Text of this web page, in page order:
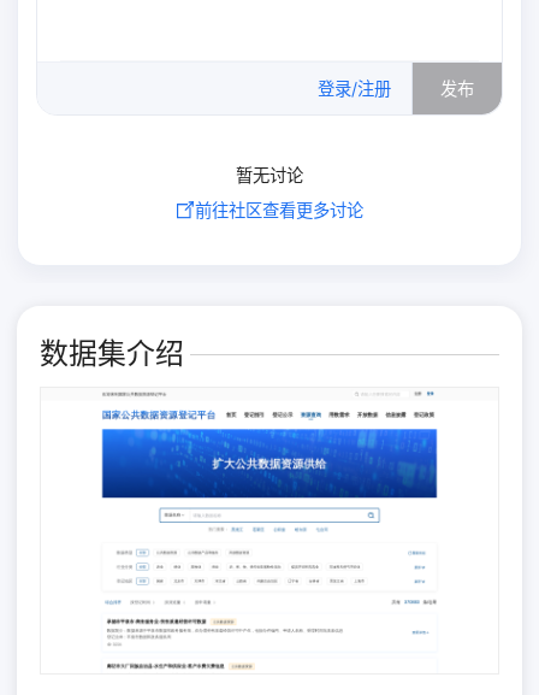
登录/注册 发布
暂无讨论
前往社区查看更多讨论
数据集介绍